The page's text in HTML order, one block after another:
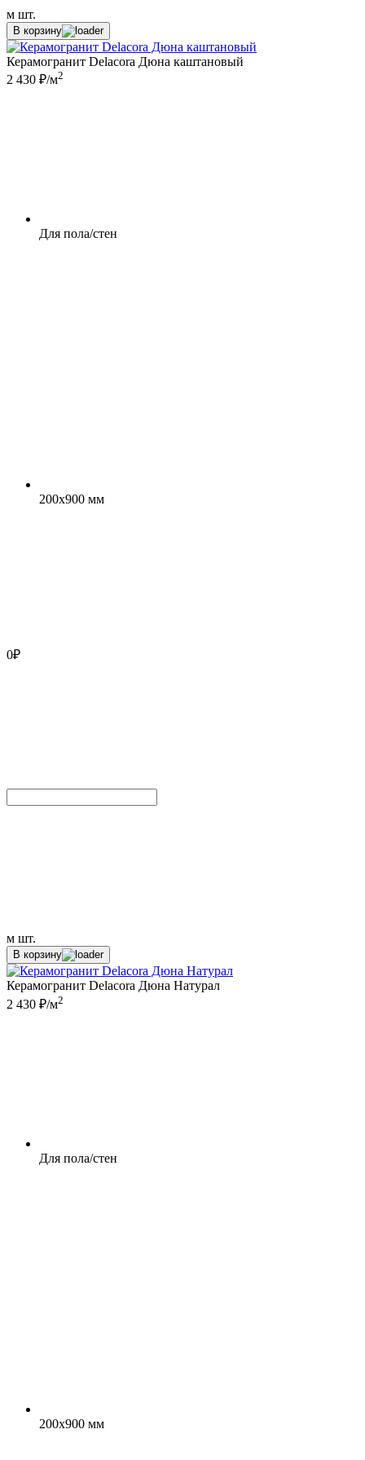
м шт.
В корзину
Керамогранит Delacora Дюна каштановый
2 430 ₽/м2
Для пола/стен
200x900 мм
0₽
м шт.
В корзину
Керамогранит Delacora Дюна Натурал
2 430 ₽/м2
Для пола/стен
200x900 мм